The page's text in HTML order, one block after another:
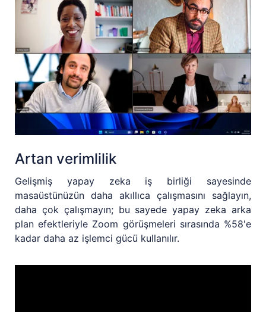
Artan verimlilik
Gelişmiş yapay zeka iş birliği sayesinde
masaüstünüzün daha akıllıca çalışmasını sağlayın,
daha çok çalışmayın; bu sayede yapay zeka arka
plan efektleriyle Zoom görüşmeleri sırasında %58'e
kadar daha az işlemci gücü kullanılır.